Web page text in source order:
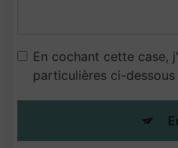
En cochant cette case,
particulières ci-